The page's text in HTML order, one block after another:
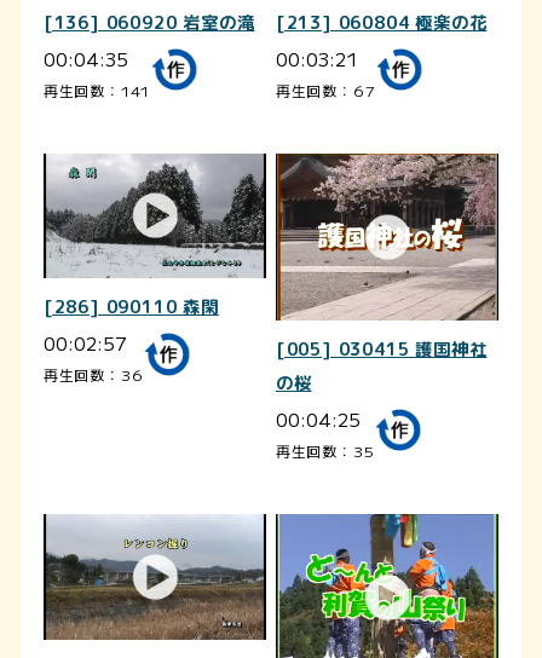
[136] 060920 岩室の滝
00:04:35
再生回数：141
[213] 060804 極楽の花
00:03:21
再生回数：67
[286] 090110 森閑
00:02:57
再生回数：36
[005] 030415 護国神社
の桜
00:04:25
再生回数：35